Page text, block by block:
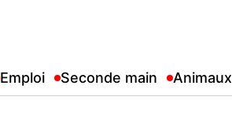
Emploi Seconde main Animaux